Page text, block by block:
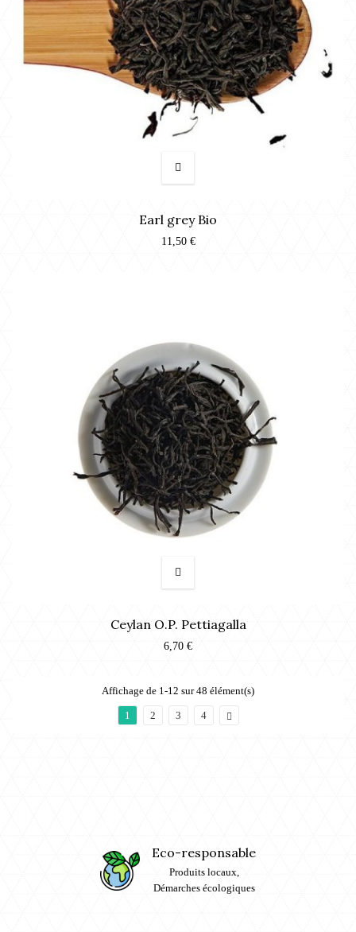
Earl grey Bio
11,50 €
Ceylan O.P. Pettiagalla
6,70 €
Affichage de 1-12 sur 48 élément(s)
1 2 3 4
Eco-responsable
Produits locaux,
Démarches écologiques